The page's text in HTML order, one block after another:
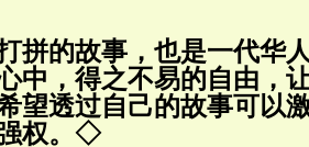
拼的故事，也是一代华
中，得之不易的自由，
望透过自己的故事可以
权。◇